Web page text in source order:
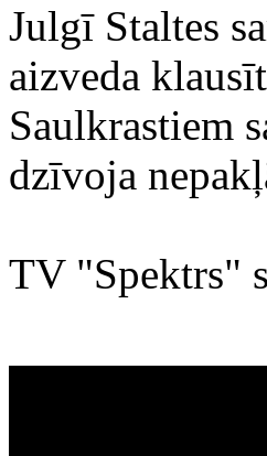
Julgī Staltes
aizveda
Saulkrastiem
dzīvoja
TV "Spektrs"